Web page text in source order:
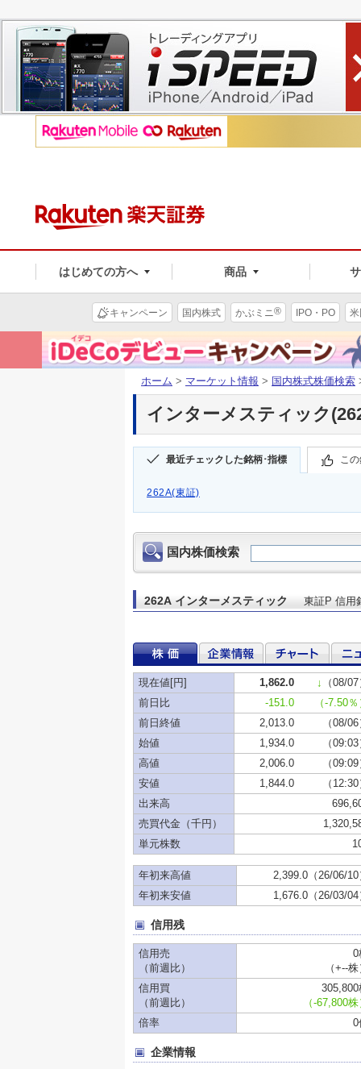
はじめての方へ 商品
キャンペーン 国内株式 かぶミニ® IPO・PO
ホーム > マーケット情報 > 国内株式株価検索
インターメスティック
最近チェックした銘柄･指標 こ
262A(東証)